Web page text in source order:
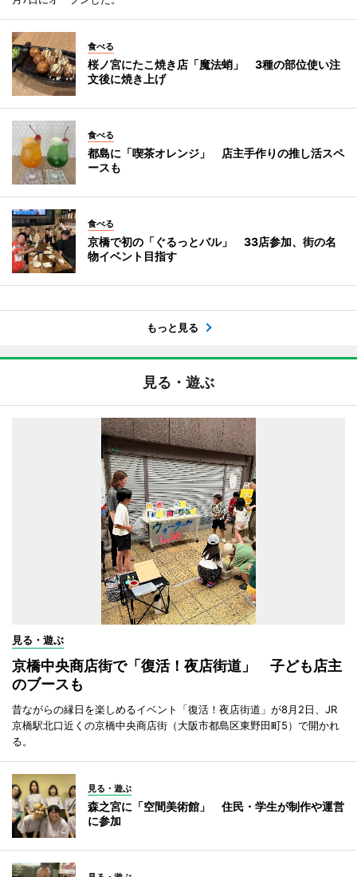
食べる
桜ノ宮にたこ焼き店「魔法蛸」 3種の部位使い注
文後に焼き上げ
食べる
都島に「喫茶オレンジ」 店主手作りの推し活スペ
ースも
食べる
京橋で初の「ぐるっとバル」 33店参加、街の名
物イベント目指す
もっと見る
見る・遊ぶ
見る・遊ぶ
京橋中央商店街で「復活！夜店街道」 子ども店主
のブースも
昔ながらの縁日を楽しめるイベント「復活！夜店街道」が8月2日、JR
京橋駅北口近くの京橋中央商店街（大阪市都島区東野田町5）で開かれ
る。
見る・遊ぶ
森之宮に「空間美術館」 住民・学生が制作や運営
に参加